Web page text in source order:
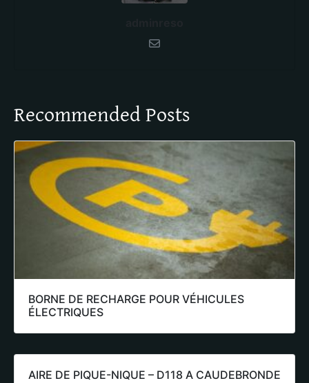
Recommended Posts
BORNE DE RECHARGE POUR VÉHICULES
ÉLECTRIQUES
AIRE DE PIQUE-NIQUE – D118 A CAUDEBRONDE